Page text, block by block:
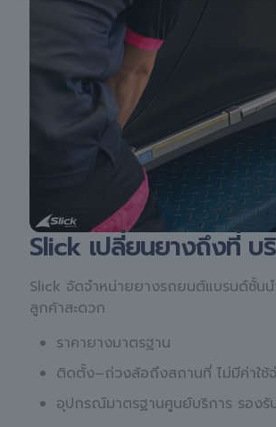
Slick เปลี่ยนยางถึงที่ บ
Slick จัดจำหน่ายยางรถยนต์แบรนด์ชั้
ลูกค้าสะดวก
ราคายางมาตรฐาน
ติดตั้ง–ถ่วงล้อถึงสถานที่ ไม่มีค่าใช้
อุปกรณ์มาตรฐานศูนย์บริการ รองรั